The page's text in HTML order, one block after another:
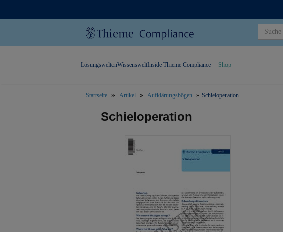
LösungsweltenWissensweltInside Thieme Compliance Shop
Startseite Artikel Aufklärungsbögen Schieloperation
Schieloperation